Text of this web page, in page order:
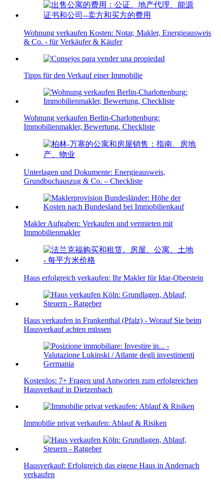
Wohnung verkaufen Kosten: Notar, Makler, Energieausweis
& Co. - für Verkäufer & Käufer
Tipps für den Verkauf einer Immobilie
Wohnung verkaufen Berlin-Charlottenburg:
Immobilienmakler, Bewertung, Checkliste
Unterlagen und Dokumente: Energieausweis,
Grundbuchauszug & Co. – Checkliste
Makler Aufgaben: Verkaufen und vermieten mit
Immobilienmakler
Haus erfolgreich verkaufen: Ihr Makler für Idar-Oberstein
Haus verkaufen in Frankenthal (Pfalz) - Worauf Sie beim
Hausverkauf achten müssen
Kostenlos: 7+ Fragen und Antworten zum erfolgreichen
Hausverkauf in Dietzenbach
Immobilie privat verkaufen: Ablauf & Risiken
Hausverkauf: Erfolgreich das eigene Haus in Andernach
verkaufen